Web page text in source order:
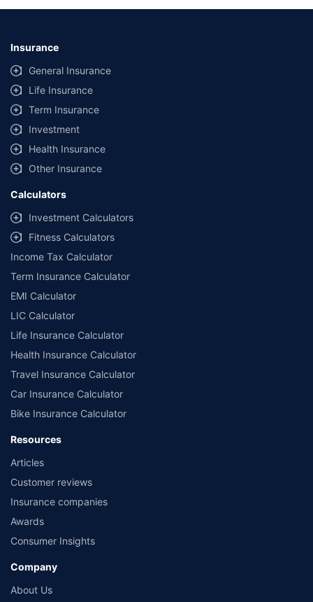
Insurance
General Insurance
Life Insurance
Term Insurance
Investment
Health Insurance
Other Insurance
Calculators
Investment Calculators
Fitness Calculators
Income Tax Calculator
Term Insurance Calculator
EMI Calculator
LIC Calculator
Life Insurance Calculator
Health Insurance Calculator
Travel Insurance Calculator
Car Insurance Calculator
Bike Insurance Calculator
Resources
Articles
Customer reviews
Insurance companies
Awards
Consumer Insights
Company
About Us